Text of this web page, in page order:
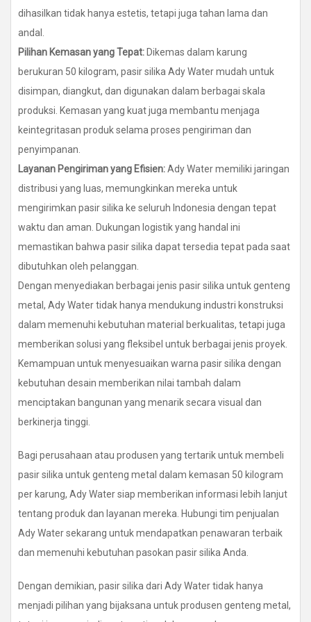
dihasilkan tidak hanya estetis, tetapi juga tahan lama dan
andal.
Pilihan Kemasan yang Tepat: Dikemas dalam karung
berukuran 50 kilogram, pasir silika Ady Water mudah untuk
disimpan, diangkut, dan digunakan dalam berbagai skala
produksi. Kemasan yang kuat juga membantu menjaga
keintegritasan produk selama proses pengiriman dan
penyimpanan.
Layanan Pengiriman yang Efisien:Ady Water memiliki jaringan
distribusi yang luas, memungkinkan mereka untuk
mengirimkan pasir silika ke seluruh Indonesia dengan tepat
waktu dan aman. Dukungan logistik yang handal ini
memastikan bahwa pasir silika dapat tersedia tepat pada saat
dibutuhkan oleh pelanggan.
Dengan menyediakan berbagai jenis pasir silika untuk genteng
metal, Ady Water tidak hanya mendukung industri konstruksi
dalam memenuhi kebutuhan material berkualitas, tetapi juga
memberikan solusi yang fleksibel untuk berbagai jenis proyek.
Kemampuan untuk menyesuaikan warna pasir silika dengan
kebutuhan desain memberikan nilai tambah dalam
menciptakan bangunan yang menarik secara visual dan
berkinerja tinggi.
Bagi perusahaan atau produsen yang tertarik untuk membeli
pasir silika untuk genteng metal dalam kemasan 50 kilogram
per karung, Ady Water siap memberikan informasi lebih lanjut
tentang produk dan layanan mereka. Hubungi tim penjualan
Ady Water sekarang untuk mendapatkan penawaran terbaik
dan memenuhi kebutuhan pasokan pasir silika Anda.
Dengan demikian, pasir silika dari Ady Water tidak hanya
menjadi pilihan yang bijaksana untuk produsen genteng metal,